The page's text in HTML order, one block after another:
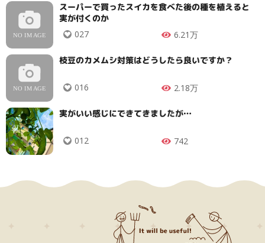
スーパーで買ったスイカを食べた後の種を植えると
実が付くのか
027 6.21万
枝豆のカメムシ対策はどうしたら良いですか？
016 2.18万
実がいい感じにできてきましたが…
012 742